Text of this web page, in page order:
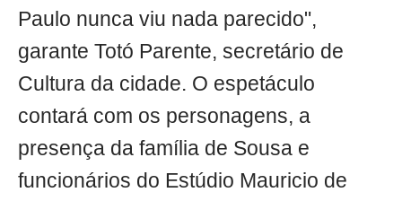
Paulo nunca viu nada parecido",
garante Totó Parente, secretário de
Cultura da cidade. O espetáculo
contará com os personagens, a
presença da família de Sousa e
funcionários do Estúdio Mauricio de